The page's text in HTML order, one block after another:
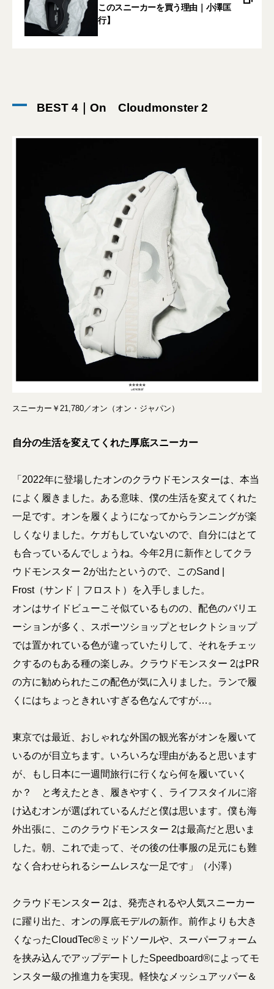
このスニーカーを買う理由｜小澤匡
行】
BEST 4｜On Cloudmonster 2
スニーカー￥21,780／オン（オン・ジャパン）
自分の生活を変えてくれた厚底スニーカー
「2022年に登場したオンのクラウドモンスターは、本当
によく履きました。ある意味、僕の生活を変えてくれた
一足です。オンを履くようになってからランニングが楽
しくなりました。ケガもしていないので、自分にはとて
も合っているんでしょうね。今年2月に新作としてクラ
ウドモンスター 2が出たというので、このSand |
Frost（サンド｜フロスト）を入手しました。
オンはサイドビューこそ似ているものの、配色のバリエ
ーションが多く、スポーツショップとセレクトショップ
では置かれている色が違っていたりして、それをチェッ
クするのもある種の楽しみ。クラウドモンスター 2はPR
の方に勧められたこの配色が気に入りました。ランで履
くにはちょっときれいすぎる色なんですが…。
東京では最近、おしゃれな外国の観光客がオンを履いて
いるのが目立ちます。いろいろな理由があると思います
が、もし日本に一週間旅行に行くなら何を履いていく
か？ と考えたとき、履きやすく、ライフスタイルに溶
け込むオンが選ばれているんだと僕は思います。僕も海
外出張に、このクラウドモンスター 2は最高だと思いま
した。朝、これで走って、その後の仕事服の足元にも難
なく合わせられるシームレスな一足です」（小澤）
クラウドモンスター 2は、発売されるや人気スニーカー
に躍り出た、オンの厚底モデルの新作。前作よりも大き
くなった​​​​​​​​​​​​​​​​​​​​​​​​​​​​​​​​​​​​​​​​​​​​​CloudTec®ミッドソールや、​​​​​​​​​​​​​​​​​​​​​​​​​​​​​​​​​​​​​​​​​​​​​スーパーフォーム
を挟み込んでアップデートした​​​​​​​​​​​​​​​​​​​​​​​​​​​​​​​​​​​​​​​​​​​​​Speedboard®によって​​​​​​​​​​​​​​​​​​​​​​​​​​​​​​​​​​​​​​​​​​​​​モ
ンスター級の推進力を実現。軽快なメッシュアッパー＆